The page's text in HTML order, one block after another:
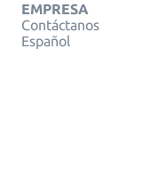
EMPRESA
Contáctanos
Español